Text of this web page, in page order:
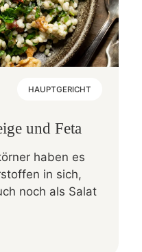
HAUPTGERICHT
und Feta
haben es
in sich,
noch als Salat